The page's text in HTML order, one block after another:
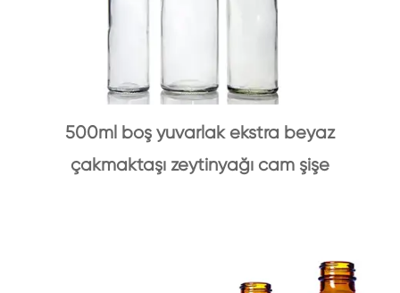
500ml boş yuvarlak ekstra beyaz
çakmaktaşı zeytinyağı cam şişe